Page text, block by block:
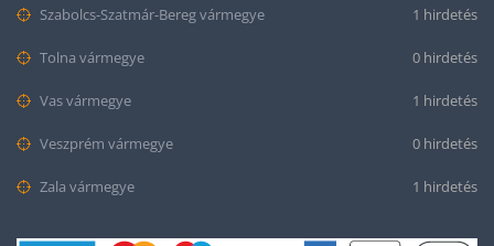
Szabolcs-Szatmár-Bereg vármegye 1 hirdetés
Tolna vármegye 0 hirdetés
Vas vármegye 1 hirdetés
Veszprém vármegye 0 hirdetés
Zala vármegye 1 hirdetés